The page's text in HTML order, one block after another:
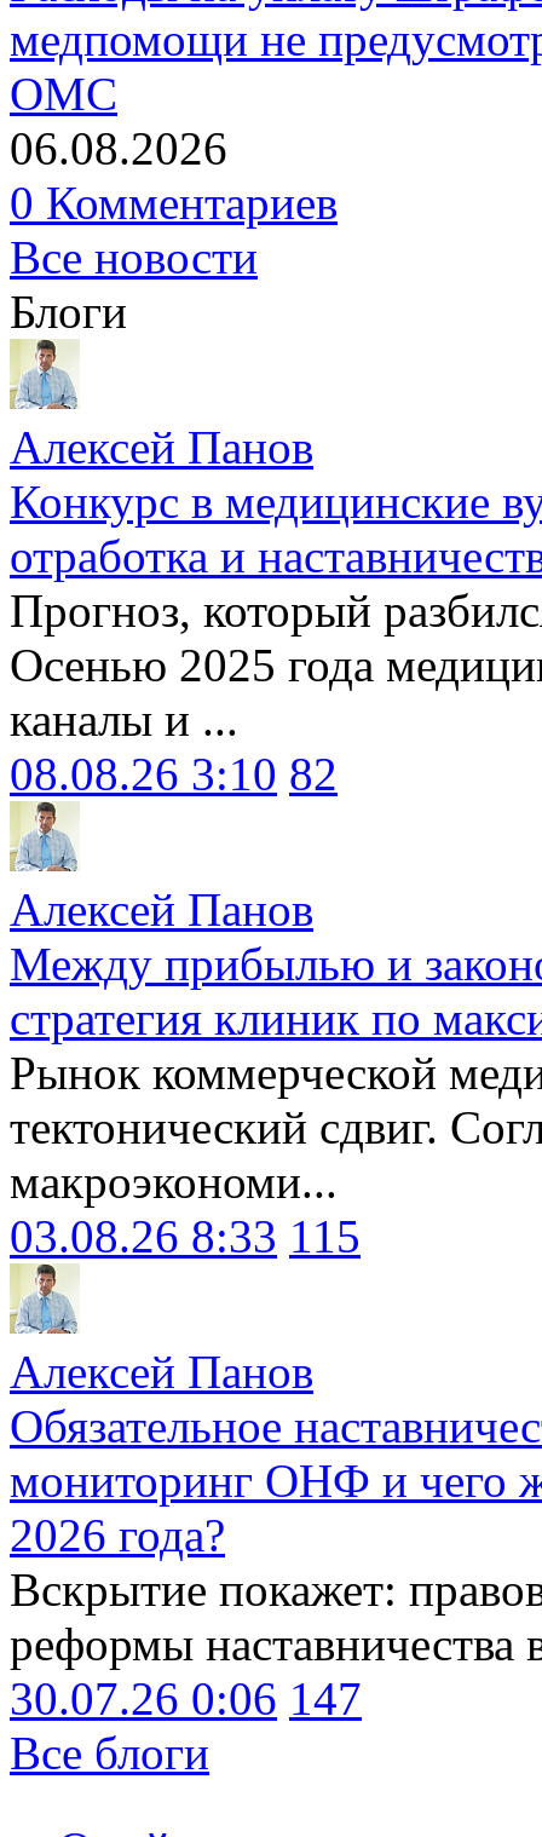
медпомощи не
ОМС
06.08.2026
0 Комментариев
Все новости
Блоги
Алексей Панов
Конкурс в медицинские
отработка и
Прогноз, который
Осенью 2025 года
каналы и ...
08.08.26 3:10 82
Алексей Панов
Между прибылью и
стратегия клиник по
Рынок коммерческой
тектонический сдвиг.
макроэкономи...
03.08.26 8:33 115
Алексей Панов
Обязательное
мониторинг ОНФ и чего
2026 года?
Вскрытие покажет:
реформы наставничества
30.07.26 0:06 147
Все блоги